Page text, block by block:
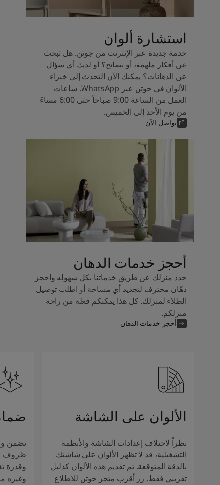
استشارة ألوان
خدمة جديدة عبر الإنترنت من جوتن. هل تبحث
عن أفكار ملهمة، أو نصائح؟ أو لديك أي سؤال
عن الدهانات؟ يمكنك الآن التحدث إلى خبراء
الألوان في جوتن عبر WhatsApp. ساعات
العمل من الساعة 9:00 صباحاً حتى 6:00 مساءً
من يوم الأحد إلى الخميس.
تواصل الآن
أحجز خدمات الدهان
جدد منزلك عن طريق خدماتنا بكل سهوله واحجز
دهّان محترف لتجديد أي مساحة أو اطلب توصيل
الطلاء لمنزلك. كل هذا يمكنكم فعله من راحة
منزلكم.
أحجز خدمات الدهان
الألوان على الشاشة
نظراً لاختلاف إعدادات الشاشة والأنظمة
التشغيلية، قد لا تظهر الألوان على شاشتك
بالدقة المتوقعة. تم تقديم هذه الألوان كدليل
تقريبي فقط. زر أقرب متجر جوتن للاطلاع
تضمن
ظروف
وقدرة
وغيره